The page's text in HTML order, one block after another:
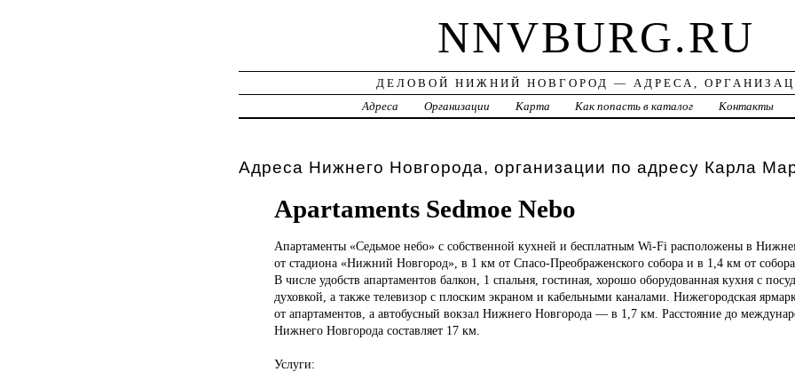
NNVBURG.RU
ДЕЛОВОЙ НИЖНИЙ НОВГОРОД — АДРЕСА,
Адреса
Организации Карта Как попасть в каталог Контакты
Адреса Нижнего Новгорода, организации по адресу Карла
Apartaments Sedmoe Nebo
Апартаменты «Седьмое небо» с собственной кухней и бесплатным Wi-Fi расположены в
от стадиона «Нижний Новгород», в 1 км от Спасо-Преображенского собора и в 1,4 км от собора
В числе удобств апартаментов балкон, 1 спальня, гостиная, хорошо оборудованная кухня с
духовкой, а также телевизор с плоским экраном и кабельными каналами. Нижегородская
от апартаментов, а автобусный вокзал Нижнего Новгорода — в 1,7 км. Расстояние до
Нижнего Новгорода составляет 17 км.
Услуги: